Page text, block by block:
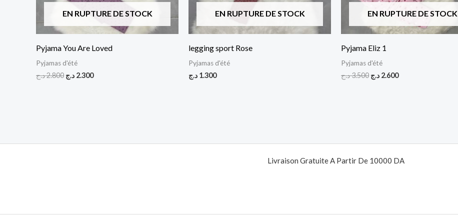
EN RUPTURE DE STOCK
Pyjama You Are Loved
Pyjamas d'été
2.800د.ج 2.300 د.ج
EN RUPTURE DE STOCK
legging sport Rose
Pyjamas d'été
1.300 د.ج
EN RUPTURE DE STOCK
Pyjama Eliz 1
Pyjamas d'été
3.500د.ج 2.600 د.ج
Livraison Gratuite A Partir De 10000 DA